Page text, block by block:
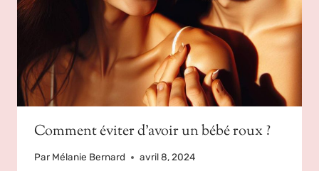
Comment éviter d’avoir un bébé roux ?
Par Mélanie Bernard avril 8, 2024